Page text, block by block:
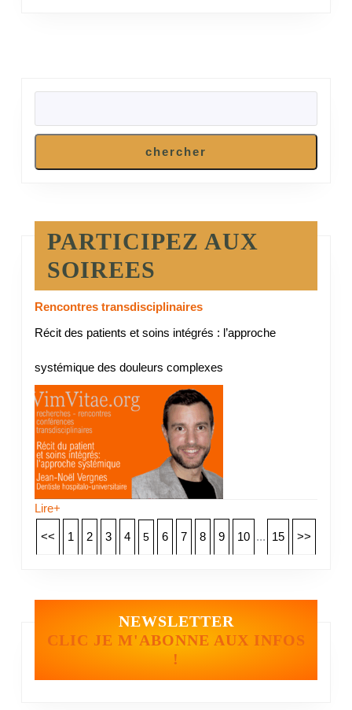
chercher
PARTICIPEZ AUX
SOIREES
Rencontres transdisciplinaires
Récit des patients et soins intégrés : l’approche
systémique des douleurs complexes
Lire+
<< 1 2 3 4 5 6 7 8 9 10 ... 15 >>
NEWSLETTER
CLIC JE M'ABONNE AUX INFOS
!